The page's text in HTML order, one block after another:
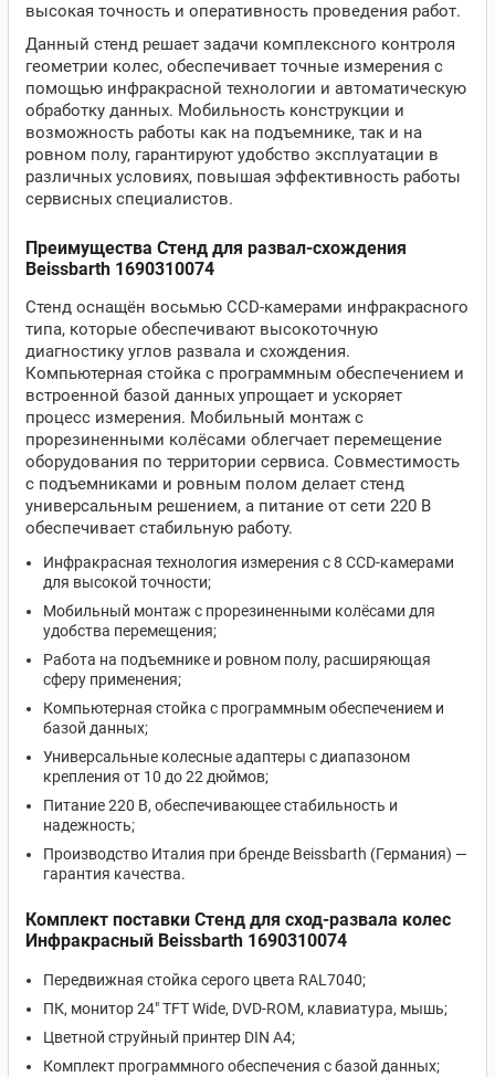
высокая точность и оперативность проведения работ.
Данный стенд решает задачи комплексного контроля
геометрии колес, обеспечивает точные измерения с
помощью инфракрасной технологии и автоматическую
обработку данных. Мобильность конструкции и
возможность работы как на подъемнике, так и на
ровном полу, гарантируют удобство эксплуатации в
различных условиях, повышая эффективность работы
сервисных специалистов.
Преимущества Стенд для развал-схождения
Beissbarth 1690310074
Стенд оснащён восьмью CCD-камерами инфракрасного
типа, которые обеспечивают высокоточную
диагностику углов развала и схождения.
Компьютерная стойка с программным обеспечением и
встроенной базой данных упрощает и ускоряет
процесс измерения. Мобильный монтаж с
прорезиненными колёсами облегчает перемещение
оборудования по территории сервиса. Совместимость
с подъемниками и ровным полом делает стенд
универсальным решением, а питание от сети 220 В
обеспечивает стабильную работу.
Инфракрасная технология измерения с 8 CCD-камерами
для высокой точности;
Мобильный монтаж с прорезиненными колёсами для
удобства перемещения;
Работа на подъемнике и ровном полу, расширяющая
сферу применения;
Компьютерная стойка с программным обеспечением и
базой данных;
Универсальные колесные адаптеры с диапазоном
крепления от 10 до 22 дюймов;
Питание 220 В, обеспечивающее стабильность и
надежность;
Производство Италия при бренде Beissbarth (Германия) —
гарантия качества.
Комплект поставки Стенд для сход-развала колес
Инфракрасный Beissbarth 1690310074
Передвижная стойка серого цвета RAL7040;
ПК, монитор 24" TFT Wide, DVD-ROM, клавиатура, мышь;
Цветной струйный принтер DIN А4;
Комплект программного обеспечения с базой данных;